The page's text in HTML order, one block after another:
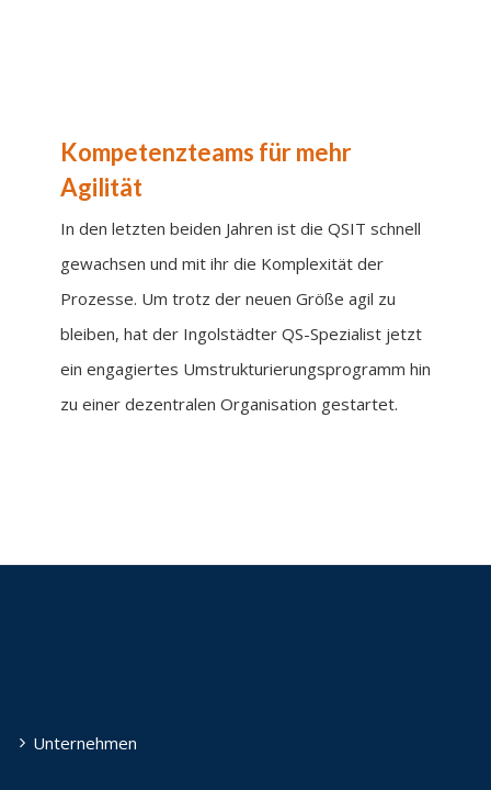
Kompetenzteams für mehr
Agilität
In den letzten beiden Jahren ist die QSIT schnell
gewachsen und mit ihr die Komplexität der
Prozesse. Um trotz der neuen Größe agil zu
bleiben, hat der Ingolstädter QS-Spezialist jetzt
ein engagiertes Umstrukturierungsprogramm hin
zu einer dezentralen Organisation gestartet.
Unternehmen